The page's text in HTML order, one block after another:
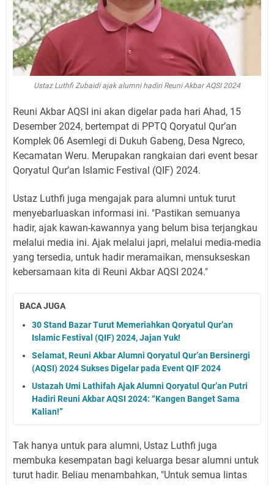
Ustaz Luthfi Zubaidi ajak alumni hadiri Reuni Akbar AQSI 2024
Reuni Akbar AQSI ini akan digelar pada hari Ahad, 15
Desember 2024, bertempat di PPTQ Qoryatul Qur’an
Komplek 06 Asemlegi di Dukuh Gabeng, Desa Ngreco,
Kecamatan Weru. Merupakan rangkaian dari event besar
Qoryatul Qur’an Islamic Festival (QIF) 2024.
Ustaz Luthfi juga mengajak para alumni untuk turut
menyebarluaskan informasi ini. "Pastikan semuanya
hadir, ajak kawan-kawannya yang belum bisa terjangkau
melalui media ini. Ajak melalui japri, melalui media-media
yang tersedia, untuk hadir meramaikan, mensukseskan
kebersamaan kita di Reuni Akbar AQSI 2024."
BACA JUGA
30 Stand Bazar Turut Memeriahkan Qoryatul Qur’an
Islamic Festival (QIF) 2024, Jajan Yuk!
Selamat, Reuni Akbar Alumni Qoryatul Qur’an Bersinergi
(AQSI) 2024 Sukses Digelar pada Event QIF 2024
Ustazah Umi Lathifah Ajak Alumni Qoryatul Qur’an Putri
Hadiri Reuni Akbar AQSI 2024: “Kangen Banget Sama
Kalian!”
Tak hanya untuk para alumni, Ustaz Luthfi juga
membuka kesempatan bagi keluarga besar alumni untuk
turut hadir. Beliau menambahkan, "Untuk semua lintas